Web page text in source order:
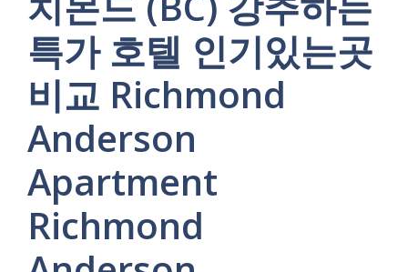
특가 호텔 인기있는곳
비교 Richmond
Anderson
Apartment
Richmond